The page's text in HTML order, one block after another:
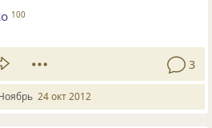
100
3
24 окт 2012